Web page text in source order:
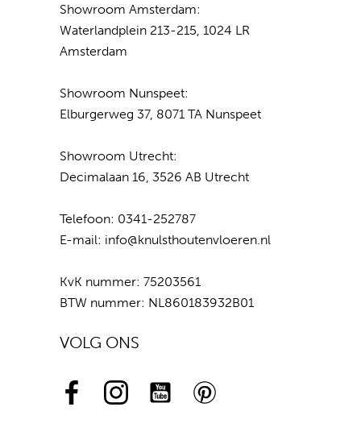
Showroom Amsterdam:
Waterlandplein 213-215, 1024 LR
Amsterdam
Showroom Nunspeet:
Elburgerweg 37, 8071 TA Nunspeet
Showroom Utrecht:
Decimalaan 16, 3526 AB Utrecht
Telefoon: 0341-252787
E-mail: info@knulsthoutenvloeren.nl
KvK nummer: 75203561
BTW nummer: NL860183932B01
VOLG ONS